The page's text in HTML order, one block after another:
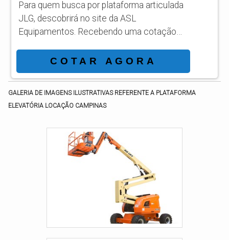
Para quem busca por plataforma articulada
JLG, descobrirá no site da ASL
Equipamentos. Recebendo uma cotação
conhecendo a sofisticação, qualidade e
preço justo em um só lugar. DETALHES
SOBRE PLATAFORMA ARTICULADA JLG
Se alguém quer achar plataforma articulada
JLG em uma empresa responsável, vai até
Disponibilizando para os clientes
plataformas elevatórias móveis de trabal...
COTAR AGORA
GALERIA DE IMAGENS ILUSTRATIVAS REFERENTE A PLATAFORMA
ELEVATÓRIA LOCAÇÃO CAMPINAS